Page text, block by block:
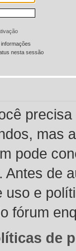
nesta sessão
mas
pode
Antes de
uso e
fórum
de